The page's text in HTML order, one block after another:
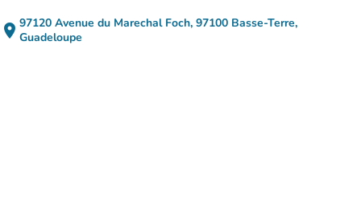
place 97120 Avenue du Marechal Foch, 97100 Basse-Terre,
Guadeloupe